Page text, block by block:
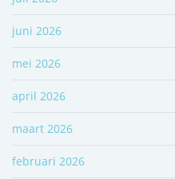
juni 2026
mei 2026
april 2026
maart 2026
februari 2026